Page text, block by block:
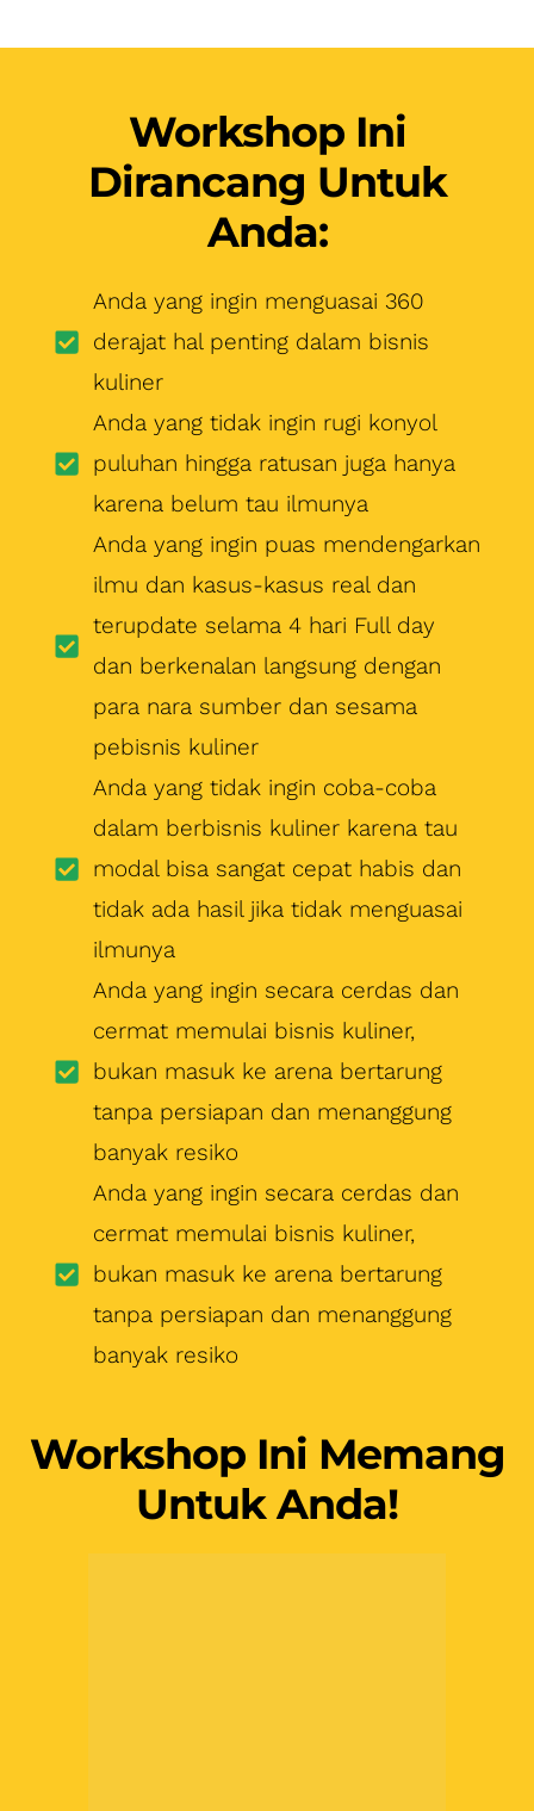
Workshop Ini
Dirancang Untuk
Anda:
Anda yang ingin menguasai 360
derajat hal penting dalam bisnis
kuliner
Anda yang tidak ingin rugi konyol
puluhan hingga ratusan juga hanya
karena belum tau ilmunya
Anda yang ingin puas mendengarkan
ilmu dan kasus-kasus real dan
terupdate selama 4 hari Full day
dan berkenalan langsung dengan
para nara sumber dan sesama
pebisnis kuliner
Anda yang tidak ingin coba-coba
dalam berbisnis kuliner karena tau
modal bisa sangat cepat habis dan
tidak ada hasil jika tidak menguasai
ilmunya
Anda yang ingin secara cerdas dan
cermat memulai bisnis kuliner,
bukan masuk ke arena bertarung
tanpa persiapan dan menanggung
banyak resiko
Anda yang ingin secara cerdas dan
cermat memulai bisnis kuliner,
bukan masuk ke arena bertarung
tanpa persiapan dan menanggung
banyak resiko
Workshop Ini Memang
Untuk Anda!